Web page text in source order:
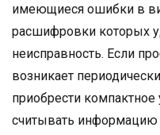
имеющиеся ошибки в
расшифровки которых
неисправность. Если
возникает
приобрести
считывать информацию